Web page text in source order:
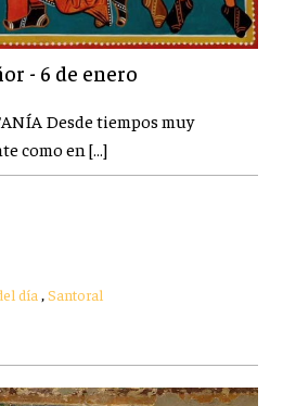
- 6 de enero
Desde tiempos muy
como en […]
día Santoral